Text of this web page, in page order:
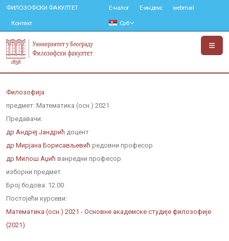
ФИЛОЗОФСКИ ФАКУЛТЕТ
Контакт
Е-налог Е-индекс webmail
Срб
Филозофија
предмет: Математика (осн.) 2021
Предавачи:
др Андреј Јандрић доцент
др Мирјана Борисављевић редовни професор
др Милош Аџић ванредни професор
изборни предмет
Број бодова: 12.00
Постојећи курсеви:
Математика (осн.) 2021 - Основне академске студије филозофије
(2021)